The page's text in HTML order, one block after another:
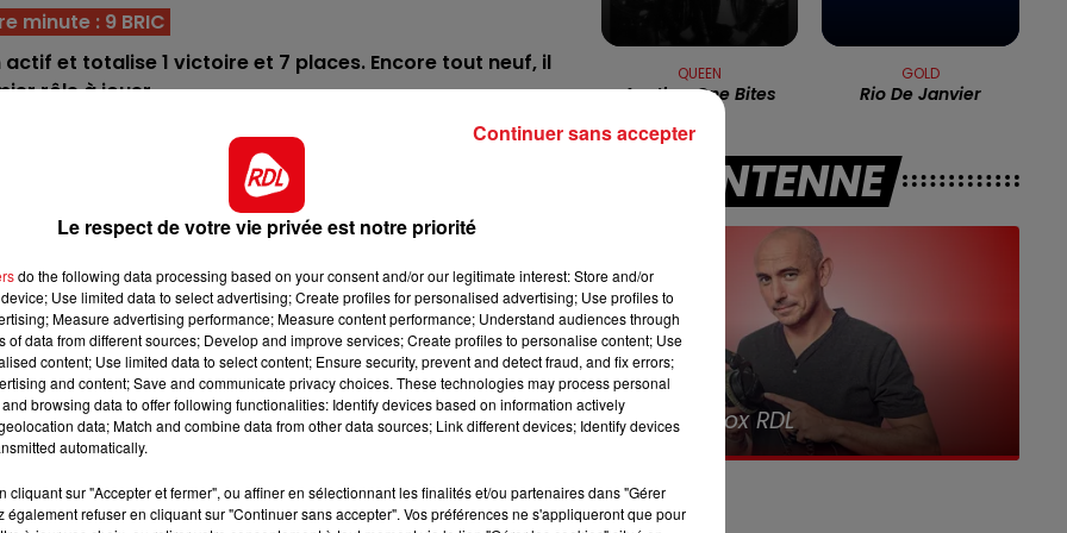
12h00 - 13h00
RDL & VOUS LES APRÈS-MIDI QUI CHANTENT
minute : 9 BRIC
actif et totalise 1 victoire et 7 places. Encore tout neuf, il
rôle à jouer.
par un succès. Sur sa lancée, il est en mesure
Dylidancer début du mois sur ce tracé. La ligne est
bases de ce quinté.
le temps dans les 5. S'il reste debout, sa place est à
avec une victoire finale à la clef. A 10 ans, il peut
bien figurer.
mais ne court toujours qu'à bon escient. Peut
pour la 4/5 éme place.
de rassurer un peu son entourage dans la course
phase de confirmation.
QUEEN
Another One Bites
GOLD
Rio De Janvier
A L'ANTENNE
13h00 - 16h00
Après-midi qui chantent
16h00 - 19h00
Le Jukebox RDL Debout
Le respect de votre vie privée est notre priorité
do the following data processing based on your consent and/or our legitimate interest: Store and/or
Use limited data to select advertising; Create profiles for personalised advertising; Use profiles to
Measure advertising performance; Measure content performance; Understand audiences through
of data from different sources; Develop and improve services; Create profiles to personalise content; Use
content; Use limited data to select content; Ensure security, prevent and detect fraud, and fix errors;
and content; Save and communicate privacy choices. These technologies may process personal
browsing data to offer following functionalities: Identify devices based on information actively
data; Match and combine data from other data sources; Link different devices; Identify devices
automatically.
cliquant sur "Accepter et fermer", ou affiner en sélectionnant les finalités et/ou partenaires dans "Gérer
également refuser en cliquant sur "Continuer sans accepter". Vos préférences ne s'appliqueront que pour
Continuer sans accepter